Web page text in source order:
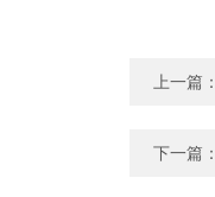
上一篇
下一篇